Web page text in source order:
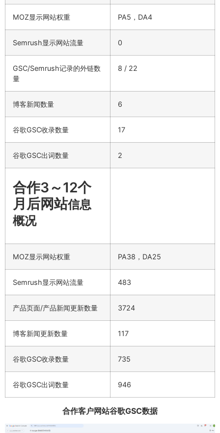
MOZ显示网站权重 PA5，DA4
Semrush显示网站流量 0
GSC/Semrush记录的外链数
量
8 / 22
博客新闻数量 6
谷歌GSC收录数量 17
谷歌GSC出词数量 2
合作3～12个
月后网站信息
概况
MOZ显示网站权重 PA38，DA25
Semrush显示网站流量 483
产品页面/产品新闻更新数量 3724
博客新闻更新数量 117
谷歌GSC收录数量 735
谷歌GSC出词数量 946
合作客户网站谷歌GSC数据